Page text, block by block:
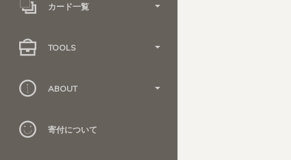
カード一覧
TOOLS
ABOUT
寄付について